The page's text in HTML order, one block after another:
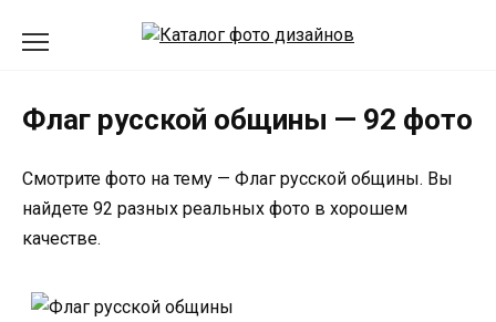
Флаг русской общины — 92 фото
Смотрите фото на тему — Флаг русской общины. Вы
найдете 92 разных реальных фото в хорошем
качестве.